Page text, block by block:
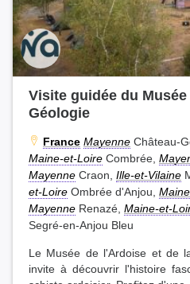
Visite guidée du
Géologie
France Mayenne Château-
Maine-et-Loire Combrée,
Mayenne Craon, Ille-et-Vilaine
et-Loire Ombrée d'Anjou,
Mayenne Renazé, Maine-et-
Segré-en-Anjou Bleu
Le Musée de l'Ardoise et de
invite à découvrir l'histoire